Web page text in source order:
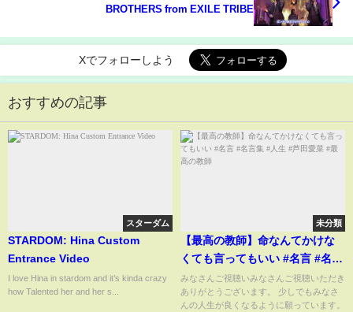
BROTHERS from EXILE TRIBE
Xでフォローしよう
おすすめの記事
スターダム
STARDOM: Hina Custom
Entrance Video
I love Hina in stardom and it’s kinda crazy
how Talented her and her s...
未分類
【最高の教師】命なんてかけな
くても言ってもいい #名言 #名言
集 #人生 #芦田愛菜 #最高の教師
みなさんご視聴いみなさんご視聴いただき
ありがとうございます。 少しでもみなさ
んの人生が良くなるように願っています。